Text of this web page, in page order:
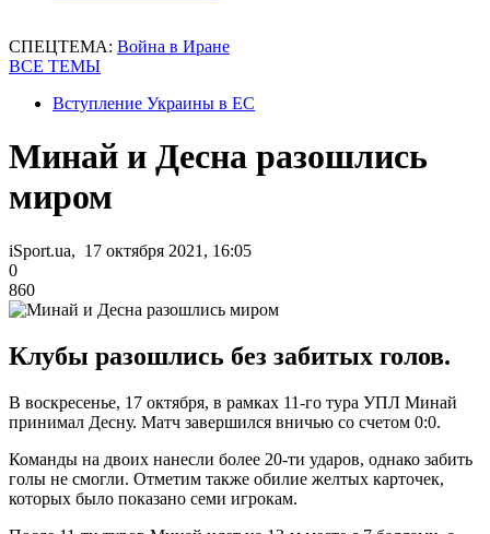
СПЕЦТЕМА: Война в Иране
ВСЕ ТЕМЫ
Вступление Украины в ЕС
Минай и Десна разошлись
миром
iSport.ua, 17 октября 2021, 16:05
0
860
Клубы разошлись без забитых голов.
В воскресенье, 17 октября, в рамках 11-го тура УПЛ Минай
принимал Десну. Матч завершился вничью со счетом 0:0.
Команды на двоих нанесли более 20-ти ударов, однако забить
голы не смогли. Отметим также обилие желтых карточек,
которых было показано семи игрокам.